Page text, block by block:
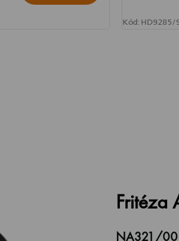
Kód: HD9285/
Fritéza
NA321/00